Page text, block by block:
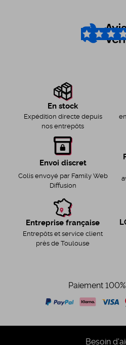
4.6/
En stock
Expédition directe depuis
nos entrepôts
Envoi discret
Colis envoyé par Family Web
Diffusion
Entreprise française
Entrepôts et service client
près de Toulouse
Paiement
Besoin